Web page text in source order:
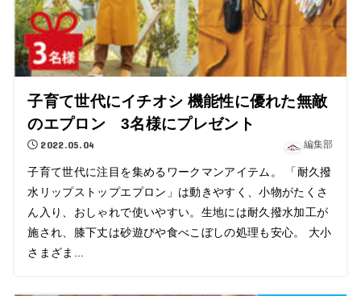
子育て世代にイチオシ 機能性に優れた無敵
のエプロン 3名様にプレゼント
2022.05.04 編集部
子育て世代に注目を集めるワークマンアイテム。 「耐久撥
水リップストップエプロン」は動きやすく、小物がたくさ
ん入り、おしゃれで使いやすい。生地には耐久撥水加工が
施され、膝下丈は砂遊びや食べこぼしの処理も安心。 大小
さまざま...